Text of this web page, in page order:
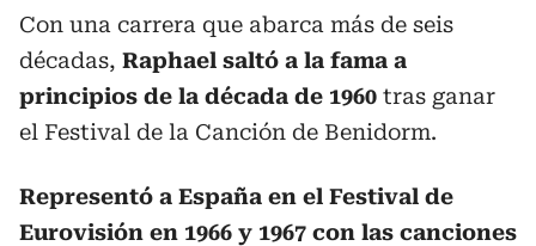
Con una carrera que abarca más de seis
décadas, Raphael saltó a la fama a
principios de la década de 1960 tras ganar
el Festival de la Canción de Benidorm.
Representó a España en el Festival de
Eurovisión en 1966 y 1967 con las canciones